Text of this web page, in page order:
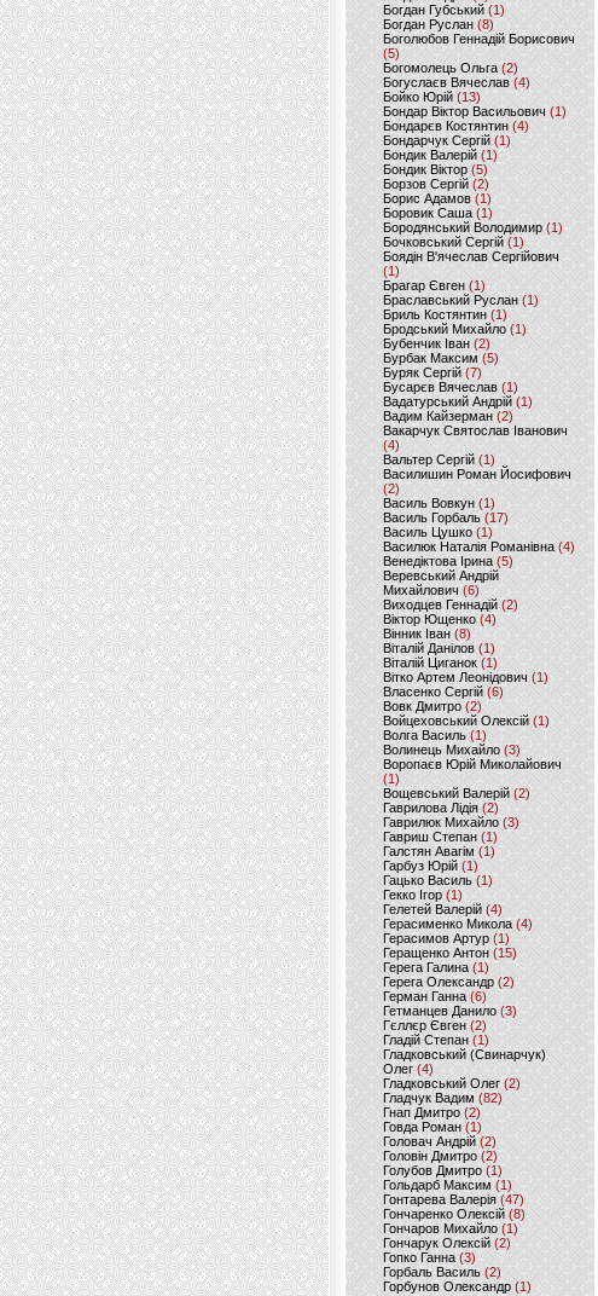
Богдан Губський (1)
Богдан Руслан(8)
Боголюбов Геннадій Борисович
(5)
Богомолець Ольга (2)
Богуслаєв Вячеслав (4)
Бойко Юрій (13)
Бондар Віктор Васильович (1)
Бондарєв Костянтин (4)
Бондарчук Сергій(1)
Бондик Валерій (1)
Бондик Віктор(5)
Борзов Сергiй (2)
Борис Адамов(1)
Боровик Саша (1)
Бородянський Володимир (1)
Бочковський Сергій (1)
Боядін В'ячеслав Сергійович
(1)
Брагар Євген (1)
Браславський Руслан (1)
Бриль Костянтин (1)
Бродський Михайло (1)
Бубенчик Іван(2)
Бурбак Максим (5)
Буряк Сергій (7)
Бусарєв Вячеслав (1)
Вадатурський Андрій (1)
Вадим Кайзерман (2)
Вакарчук Святослав Іванович
(4)
Вальтер Сергій (1)
Василишин Роман Йосифович
(2)
Василь Вовкун (1)
Василь Горбаль (17)
Василь Цушко (1)
Василюк Наталія Романівна (4)
Венедіктова Ірина(5)
Веревський Андрій
Михайлович (6)
Виходцев Геннадій (2)
Віктор Ющенко (4)
Вінник Іван (8)
Віталій Данілов (1)
Віталій Циганок (1)
Вітко Артем Леонідович(1)
Власенко Сергій (6)
Вовк Дмитро(2)
Войцеховський Олексій(1)
Волга Василь (1)
Волинець Михайло (3)
Воропаєв Юрій Миколайович
(1)
Вощевський Валерій(2)
Гаврилова Лідія (2)
Гаврилюк Михайло (3)
Гавриш Степан (1)
Галстян Авагім (1)
Гарбуз Юрій (1)
Гацько Василь (1)
Гекко Ігор(1)
Гелетей Валерій (4)
Герасименко Микола (4)
Герасимов Артур (1)
Геращенко Антон(15)
Герега Галина (1)
Герега Олександр (2)
Герман Ганна (6)
Гетманцев Данило (3)
Гєллєр Євген (2)
Гладій Степан(1)
Гладковський (Свинарчук)
Олег (4)
Гладковський Олег (2)
Гладчук Вадим (82)
Гнап Дмитро (2)
Говда Роман(1)
Головач Андрій (2)
Головін Дмитро (2)
Голубов Дмитро (1)
Гольдарб Максим(1)
Гонтарева Валерія (47)
Гончаренко Олексій(8)
Гончаров Михайло (1)
Гончарук Олексій (2)
Гопко Ганна (3)
Горбаль Василь (2)
Горбунов Олександр (1)